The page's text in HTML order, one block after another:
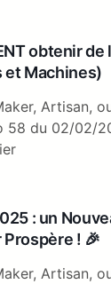
obtenir de
Machines)
Artisan,
58 du 02/02/
: un
! 🎉
Artisan,